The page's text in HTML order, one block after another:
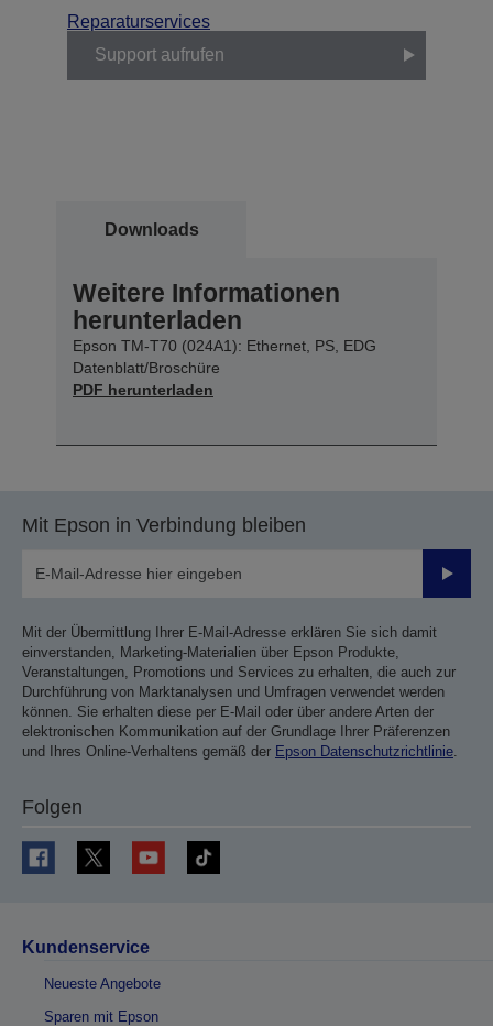
Reparaturservices
Support aufrufen
Downloads
Weitere Informationen
herunterladen
Epson TM-T70 (024A1): Ethernet, PS, EDG
Datenblatt/Broschüre
PDF herunterladen
Mit Epson in Verbindung bleiben
Mit der Übermittlung Ihrer E-Mail-Adresse erklären Sie sich damit
einverstanden, Marketing-Materialien über Epson Produkte,
Veranstaltungen, Promotions und Services zu erhalten, die auch zur
Durchführung von Marktanalysen und Umfragen verwendet werden
können. Sie erhalten diese per E-Mail oder über andere Arten der
elektronischen Kommunikation auf der Grundlage Ihrer Präferenzen
und Ihres Online-Verhaltens gemäß der Epson Datenschutzrichtlinie
Folgen
Kundenservice
Neueste Angebote
Sparen mit Epson